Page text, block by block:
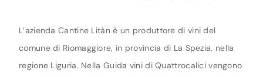
L’azienda Cantine Litàn è un produttore di vini del
comune di Riomaggiore, in provincia di La Spezia, nella
regione Liguria. Nella Guida vini di Quattrocalici vengono